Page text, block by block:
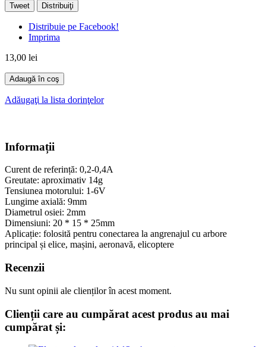
Tweet Distribuiţi
Distribuie pe Facebook!
Imprima
13,00 lei
Adaugă în coş
Adăugaţi la lista dorinţelor
Informații
Curent de referință: 0,2-0,4A
Greutate: aproximativ 14g
Tensiunea motorului: 1-6V
Lungime axială: 9mm
Diametrul osiei: 2mm
Dimensiuni: 20 * 15 * 25mm
Aplicație: folosită pentru conectarea la angrenajul cu arbore
principal și elice, mașini, aeronavă, elicoptere
Recenzii
Nu sunt opinii ale clienților în acest moment.
Clienții care au cumpărat acest produs au mai
cumpărat și: